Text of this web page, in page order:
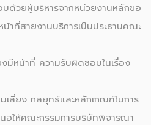
บด้วยผู้บริหารจากหน่วยงานหลักขอ
าที่สายงานบริการเป็นประธานคณะ
มีหน้าที่ ความรับผิดชอบในเรื่อง
เสี่ยง กลยุทธ์และหลักเกณฑ์ในการ
อให้คณะกรรมการบริษัทพิจารณา